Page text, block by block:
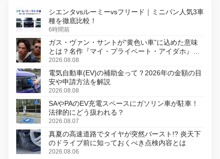
シエンタvsルーミーvsフリード｜ミニバン人気3車
種を徹底比較！
6時間前
ガス・ヴァン・サントが“黄色い車”に込めた意味
とは？名作『マイ・プライベート・アイダホ』が
初のデジタルリマスター版で復活
2026.08.08
電気自動車(EV)の補助金って？2026年の金額の目
安や申請方法を解説
2026.08.08
SAやPAのEV充電スペースにガソリン車が駐車！
法律的にどう扱われる？
2026.08.07
真夏の高速道路でタイヤが突然バースト!? 炎天下
のドライブ前に知っておくべき点検内容とは
2026.08.06